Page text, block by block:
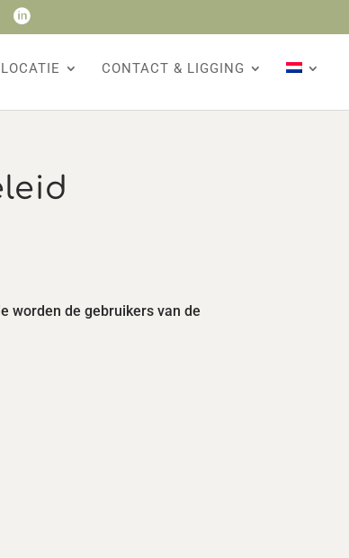

LOCATIE CONTACT & LIGGING
worden de gebruikers van de